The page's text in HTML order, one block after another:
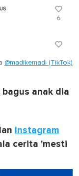
@madikemadi (TikTok)
anak dia
Instagram
cerita 'mesti